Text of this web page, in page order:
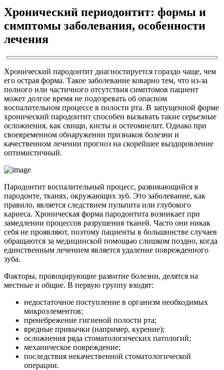
Хронический периодонтит: формы и
симптомы заболевания, особенности
лечения
Хронический пародонтит диагностируется гораздо чаще, чем
его острая форма. Такое заболевание коварно тем, что из-за
полного или частичного отсутствия симптомов пациент
может долгое время не подозревать об опасном
воспалительном процессе в полости рта. В запущенной форме
хронический пародонтит способен вызывать такие серьезные
осложнения, как свищи, кисты и остеомиелит. Однако при
своевременном обнаружении признаков болезни и
качественном лечении прогноз на скорейшее выздоровление
оптимистичный.
Пародонтит воспалительный процесс, развивающийся в
пародонте, тканях, окружающих зуб. Это заболевание, как
правило, является следствием пульпита или глубокого
кариеса. Хроническая форма пародонтита возникает при
замедлении процессов разрушения тканей. Часто они никак
себя не проявляют, поэтому пациенты в большинстве случаев
обращаются за медицинской помощью слишком поздно, когда
единственным лечением является удаление поврежденного
зуба.
Факторы, провоцирующие развитие болезни, делятся на
местные и общие. В первую группу входят:
недостаточное поступление в организм необходимых
микроэлементов;
пренебрежение гигиеной полости рта;
вредные привычки (например, курение);
осложнения ряда стоматологических патологий;
механическое повреждение;
последствия некачественной стоматологической
операции.